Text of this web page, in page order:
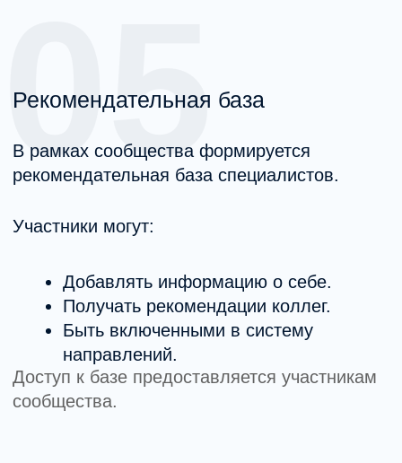
Свяжитесь с нами любым удобным
способом!
обработки персональных данныхи
даюсогласие на обработку
Получить консультацию